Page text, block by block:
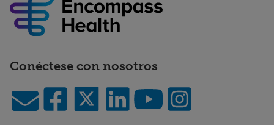
Conéctese con nosotros